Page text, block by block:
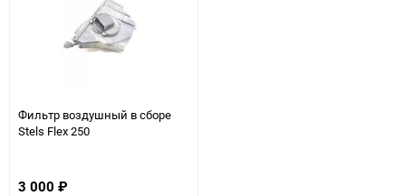
Фильтр воздушный в сборе
Stels Flex 250
3 000 ₽